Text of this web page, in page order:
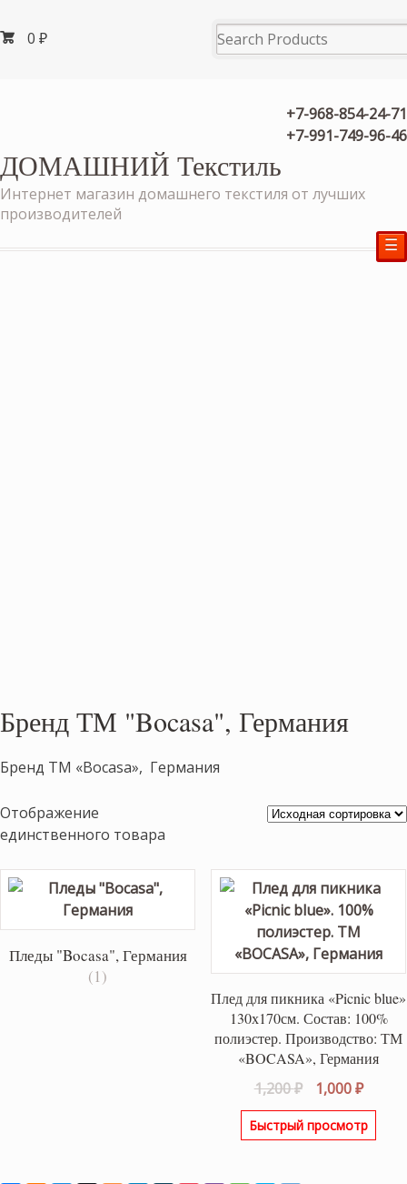
0 ₽
+7-968-854-24-71
+7-991-749-96-46
ДОМАШНИЙ Текстиль
Интернет магазин домашнего текстиля от лучших
производителей
☰
Бренд ТМ "Bocasa", Германия
Бренд ТМ «Bocasa», Германия
Отображение
единственного товара
Пледы "Bocasa", Германия
(1)
Плед для пикника «Picnic blue»
130х170см. Состав: 100%
полиэстер. Производство: ТМ
«BOCASA», Германия
1,200₽
цена
составляла
1,000₽
цена:
1,000
Быстрый просмотр